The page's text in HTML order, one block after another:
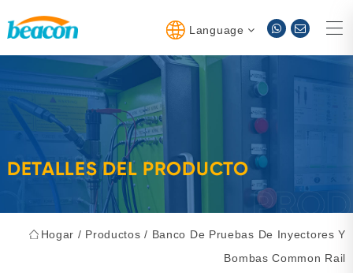
Language
DETALLES DEL PRODUCTO
Hogar / Productos / Banco De Pruebas De Inyectores Y
Bombas Common Rail